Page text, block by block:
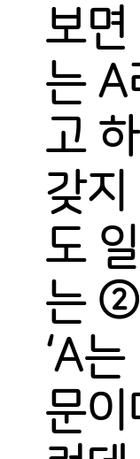
보
는
고
갖
도
는 ②
‘A
문이